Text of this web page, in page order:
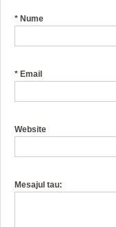
* Nume
* Email
Website
Mesajul tau: